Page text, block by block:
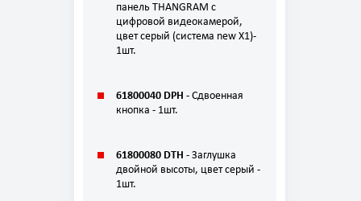
панель THANGRAM с
цифровой видеокамерой,
цвет серый (система new X1)-
1шт.
61800040 DPH - Сдвоенная
кнопка - 1шт.
61800080 DTH - Заглушка
двойной высоты, цвет серый -
1шт.